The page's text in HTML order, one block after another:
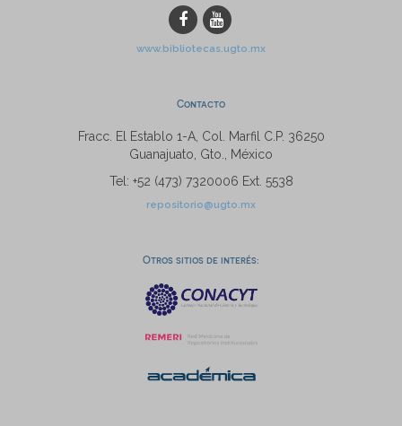
www.bibliotecas.ugto.mx
Contacto
Fracc. El Establo 1-A, Col. Marfil C.P. 36250
Guanajuato, Gto., México
Tel: +52 (473) 7320006 Ext. 5538
repositorio@ugto.mx
Otros sitios de interés: